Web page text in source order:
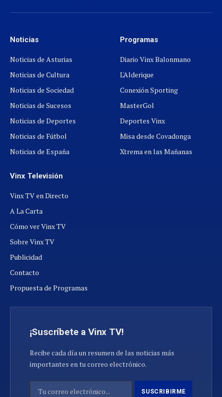
(Twitter)
azul
Noticias
Noticias de Asturias
Noticias de Cultura
Noticias de Sociedad
Noticias de Sucesos
Noticias de Deportes
Noticias de Fútbol
Noticias de España
Programas
Diario Vinx Balonmano
L'Alderique
Conexión Sporting
MasterGol
Deportes Vinx
Misa desde Covadonga
Xtrema en las Mañanas
Vinx Televisión
Vinx TV en Directo
A La Carta
Cómo ver Vinx TV
Sobre Vinx TV
Publicidad
Contacto
Propuesta de Programas
¡Suscríbete a Vinx TV!
Recibe cada día un resumen de las noticias más
importantes en tu correo electrónico.